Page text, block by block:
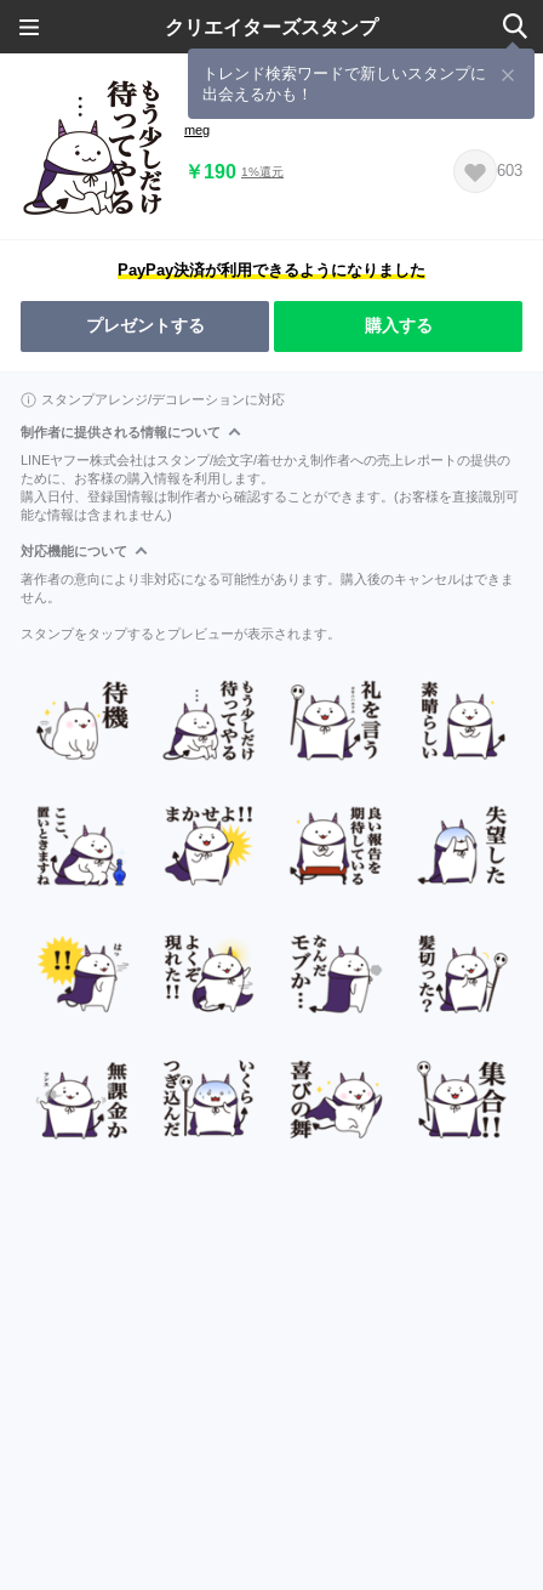
クリエイターズスタンプ
トレンド検索ワードで新しいスタンプに
出会えるかも！
まおう２
meg
￥190 1%還元 603
PayPay決済が利用できるようになりました
プレゼントする 購入する
スタンプアレンジ/デコレーションに対応
制作者に提供される情報について
LINEヤフー株式会社はスタンプ/絵文字/着せかえ制作者への売上レポートの提供の
ために、お客様の購入情報を利用します。
購入日付、登録国情報は制作者から確認することができます。(お客様を直接識別可
能な情報は含まれません)
対応機能について
著作者の意向により非対応になる可能性があります。購入後のキャンセルはできま
せん。
スタンプをタップするとプレビューが表示されます。